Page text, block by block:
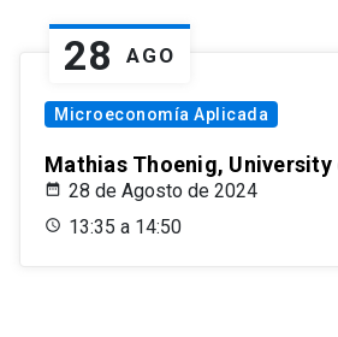
28 AGO
Microeconomía Aplicada
Mathias Thoenig, University
28 de Agosto de 2024
13:35 a 14:50